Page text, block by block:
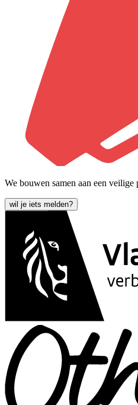
We bouwen samen aan een veilige
wil je iets melden?